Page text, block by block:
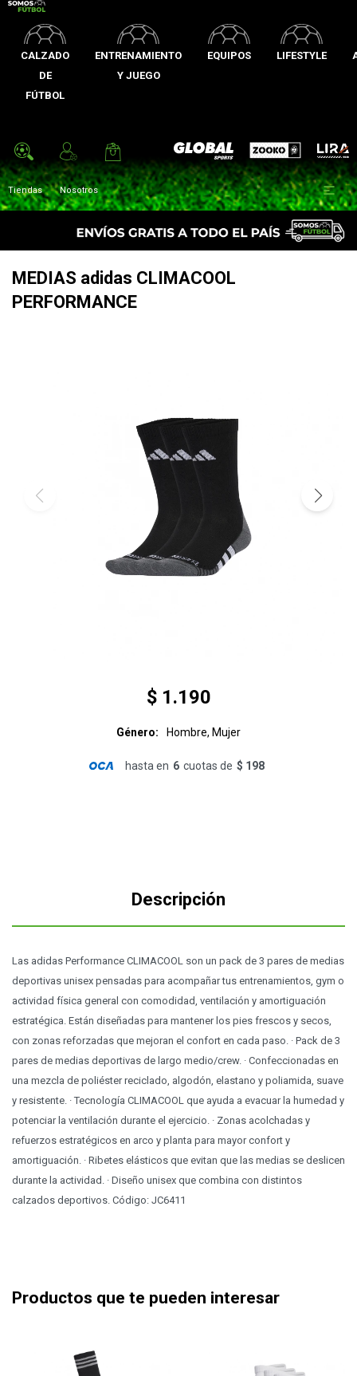
CALZADO
DE
FÚTBOL
ENTRENAMIENTO
Y JUEGO
EQUIPOS LIFESTYLE
Global Sports Zooko Lira
Tiendas Nosotros 
MEDIAS adidas CLIMACOOL
PERFORMANCE
$ 1.190
Género Hombre, Mujer
hasta en 6 cuotas de $ 198
Descripción
Las adidas Performance CLIMACOOL son un pack de 3 pares de medias
deportivas unisex pensadas para acompañar tus entrenamientos, gym o
actividad física general con comodidad, ventilación y amortiguación
estratégica. Están diseñadas para mantener los pies frescos y secos,
con zonas reforzadas que mejoran el confort en cada paso. · Pack de 3
pares de medias deportivas de largo medio/crew. · Confeccionadas en
una mezcla de poliéster reciclado, algodón, elastano y poliamida, suave
y resistente. · Tecnología CLIMACOOL que ayuda a evacuar la humedad y
potenciar la ventilación durante el ejercicio. · Zonas acolchadas y
refuerzos estratégicos en arco y planta para mayor confort y
amortiguación. · Ribetes elásticos que evitan que las medias se deslicen
durante la actividad. · Diseño unisex que combina con distintos
calzados deportivos. Código: JC6411
Productos que te pueden interesar